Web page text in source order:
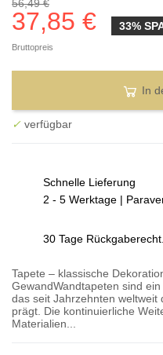
56,49 €
37,85 € 33%
Bruttopreis
In
✓ verfügbar
Schnelle Lieferung
2 - 5 Werktage |
30 Tage Rückgaberecht.
Tapete – klassische
GewandWandtapeten sind
das seit Jahrzehnten
prägt. Die kontinuierliche
Materialien...